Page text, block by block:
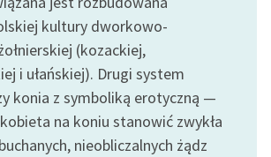
kultury dworkowo-
(kozackiej,
i ułańskiej). Drugi system
konia z symboliką erotyczną —
na koniu stanowić zwykła
nieobliczalnych żądz